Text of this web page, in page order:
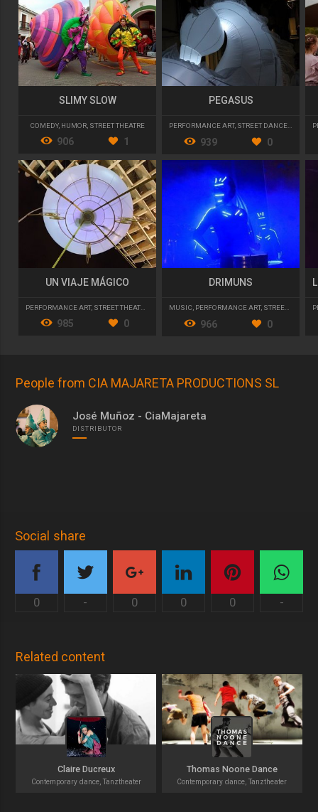
SLIMY SLOW
COMEDY, HUMOR STREET THEATRE
906 1
UN VIAJE MÁGICO
PERFORMANCE ART, STREET THEATRE PARADES AND CAVALCADES
985 0
PEGASUS
PERFORMANCE ART, STREET DANCE,
939 0
DRIMUNS
MUSIC, PERFORMANCE ART, STREET THEATRE
966 0
People from CIA MAJARETA PRODUCTIONS SL
José Muñoz - CiaMajareta
DISTRIBUTOR
Social share
0 - 0 0 0 -
Related content
Claire Ducreux
Contemporary dance, Tanztheater
Thomas Noone Dance
Contemporary dance, Tanztheater